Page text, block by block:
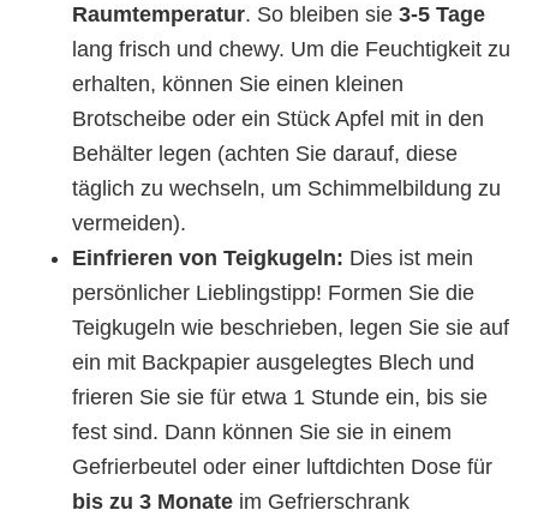
Raumtemperatur. So bleiben sie 3-5 Tage
lang frisch und chewy. Um die Feuchtigkeit zu
erhalten, können Sie einen kleinen
Brotscheibe oder ein Stück Apfel mit in den
Behälter legen (achten Sie darauf, diese
täglich zu wechseln, um Schimmelbildung zu
vermeiden).
Einfrieren von Teigkugeln: Dies ist mein
persönlicher Lieblingstipp! Formen Sie die
Teigkugeln wie beschrieben, legen Sie sie auf
ein mit Backpapier ausgelegtes Blech und
frieren Sie sie für etwa 1 Stunde ein, bis sie
fest sind. Dann können Sie sie in einem
Gefrierbeutel oder einer luftdichten Dose für
bis zu 3 Monate im Gefrierschrank